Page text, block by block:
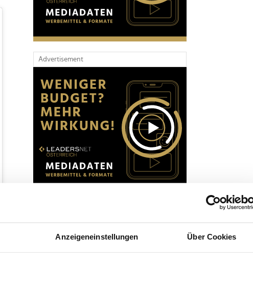
Anzeigeneinstellungen Über Cookies
Advertisement